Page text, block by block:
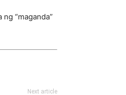
“maganda”
Next article